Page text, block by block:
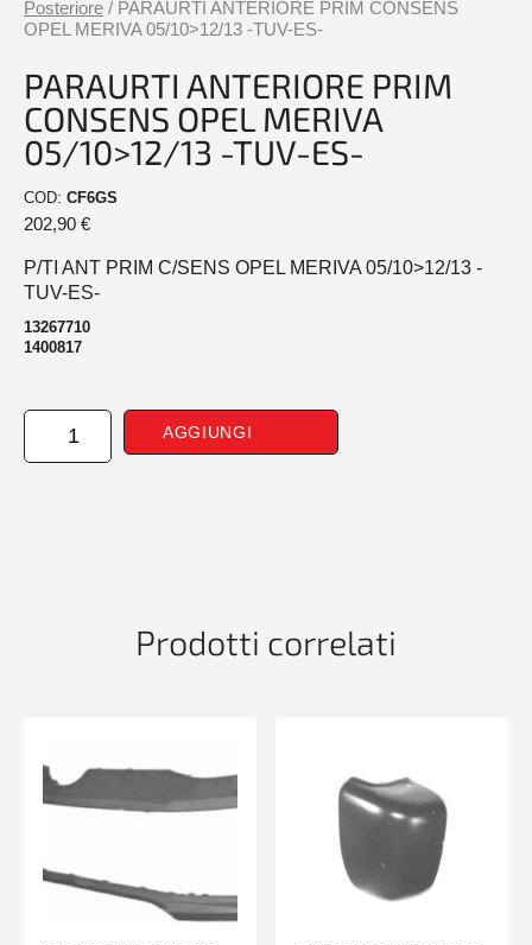
Posteriore / PARAURTI ANTERIORE PRIM CONSENS
OPEL MERIVA 05/10>12/13 -TUV-ES-
PARAURTI ANTERIORE PRIM
CONSENS OPEL MERIVA
05/10>12/13 -TUV-ES-
COD: CF6GS
202,90 €
P/TI ANT PRIM C/SENS OPEL MERIVA 05/10>12/13 -
TUV-ES-
13267710
1400817
PARAURTI
ANTERIORE
AGGIUNGI
Prodotti correlati